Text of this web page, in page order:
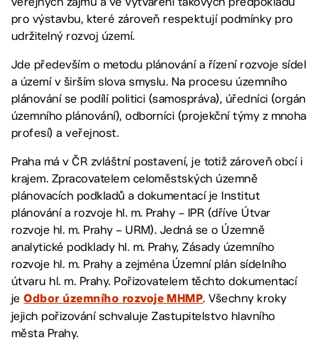
pro výstavbu, které zároveň respektují podmínky pro
udržitelný rozvoj území.
Jde především o metodu plánování a řízení rozvoje sídel
a území v širším slova smyslu. Na procesu územního
plánování se podílí politici (samospráva), úředníci (orgán
územního plánování), odborníci (projekční týmy z mnoha
profesí) a veřejnost.
Praha má v ČR zvláštní postavení, je totiž zároveň obcí i
krajem. Zpracovatelem celoměstských územně
plánovacích podkladů a dokumentací je Institut
plánování a rozvoje hl. m. Prahy – IPR (dříve Útvar
rozvoje hl. m. Prahy – URM). Jedná se o Územně
analytické podklady hl. m. Prahy, Zásady územního
rozvoje hl. m. Prahy a zejména Územní plán sídelního
útvaru hl. m. Prahy. Pořizovatelem těchto dokumentací
jeOdbor územního rozvoje MHMP. Všechny kroky
jejich pořizování schvaluje Zastupitelstvo hlavního
města Prahy.